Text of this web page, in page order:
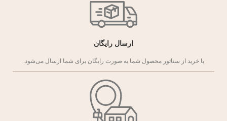
ارسال رایگان
با خرید از سناتور محصول شما به صورت رایگان برای شما ارسال می‌شود.